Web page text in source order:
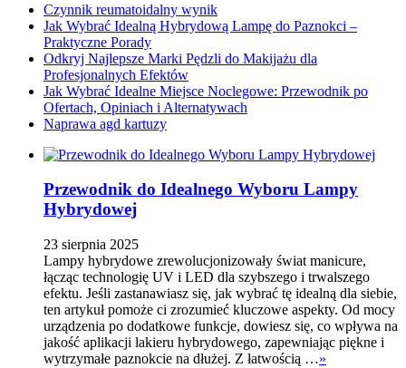
Czynnik reumatoidalny wynik
Jak Wybrać Idealną Hybrydową Lampę do Paznokci –
Praktyczne Porady
Odkryj Najlepsze Marki Pędzli do Makijażu dla
Profesjonalnych Efektów
Jak Wybrać Idealne Miejsce Noclegowe: Przewodnik po
Ofertach, Opiniach i Alternatywach
Naprawa agd kartuzy
Przewodnik do Idealnego Wyboru Lampy
Hybrydowej
23 sierpnia 2025
Lampy hybrydowe zrewolucjonizowały świat manicure,
łącząc technologię UV i LED dla szybszego i trwalszego
efektu. Jeśli zastanawiasz się, jak wybrać tę idealną dla siebie,
ten artykuł pomoże ci zrozumieć kluczowe aspekty. Od mocy
urządzenia po dodatkowe funkcje, dowiesz się, co wpływa na
jakość aplikacji lakieru hybrydowego, zapewniając piękne i
wytrzymałe paznokcie na dłużej. Z łatwością …»